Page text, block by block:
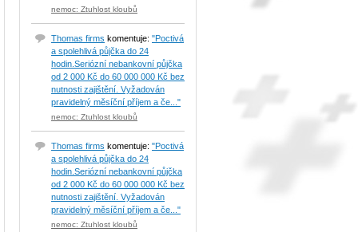
nemoc: Ztuhlost kloubů
Thomas firms komentuje: "Poctivá
a spolehlivá půjčka do 24
hodin.Seriózní nebankovní půjčka
od 2 000 Kč do 60 000 000 Kč bez
nutnosti zajištění. Vyžadován
pravidelný měsíční příjem a če..."
nemoc: Ztuhlost kloubů
Thomas firms komentuje: "Poctivá
a spolehlivá půjčka do 24
hodin.Seriózní nebankovní půjčka
od 2 000 Kč do 60 000 000 Kč bez
nutnosti zajištění. Vyžadován
pravidelný měsíční příjem a če..."
nemoc: Ztuhlost kloubů